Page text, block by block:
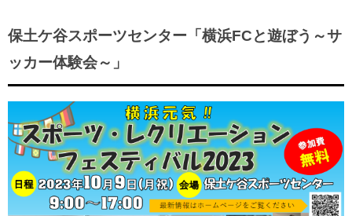
ニッパツ横浜FCシーガルズ
ゲームスチュワード
学生インターンシップ
フェニックスクラブ
チアスクール
保土ケ谷スポーツセンター「横浜FCと遊ぼう～サ
ッカー体験会～」